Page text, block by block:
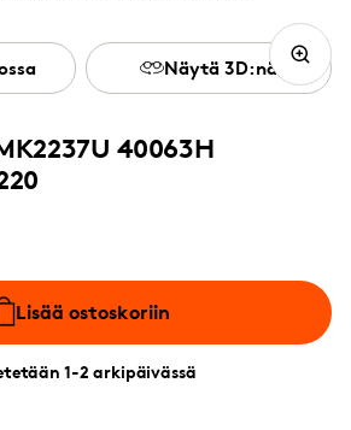
40063H
Lisää ostoskoriin
1-2 arkipäivässä
Näytä 3D:nä